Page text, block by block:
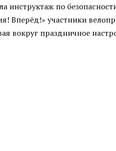
инструктаж по
Вперёд!» участники
вокруг праздничное